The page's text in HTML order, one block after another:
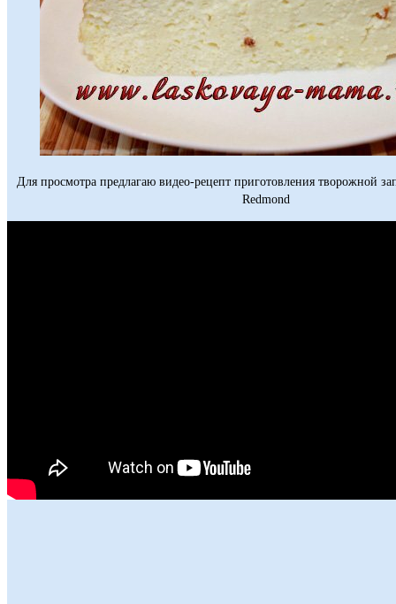
Для просмотра предлагаю видео-рецепт приготовления творожной
Redmond